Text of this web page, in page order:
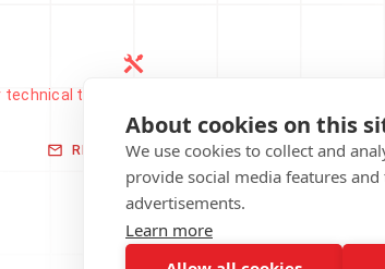
About cookies on this
We use cookies to collect and
provide social media features
advertisements.
Learn more
technical team has been automatically
notified.
REPORT THIS ISSUE